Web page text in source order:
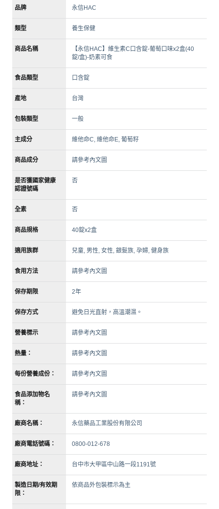
品牌 永信HAC
類型 養生保健
商品名稱
【永信HAC】維生素C口含錠-葡萄口味x2盒(40
錠/盒)-奶素可食
食品類型 口含錠
產地 台灣
包裝類型 一般
主成分 維他命C, 維他命E, 葡萄籽
商品成分 請參考內文圖
是否獲國家健康
認證號碼
否
全素 否
商品規格 40錠x2盒
適用族群 兒童, 男性, 女性, 銀髮族, 孕婦, 健身族
食用方法 請參考內文圖
保存期限 2年
保存方式 避免日光直射，高溫潮濕。
營養標示 請參考內文圖
熱量： 請參考內文圖
每份營養成份： 請參考內文圖
食品添加物名
稱：
請參考內文圖
廠商名稱： 永信藥品工業股份有限公司
廠商電話號碼： 0800-012-678
廠商地址： 台中市大甲區中山路一段1191號
製造日期/有效期
限：
依商品外包裝標示為主